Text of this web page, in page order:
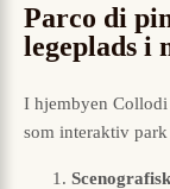
Parco di
legeplads i
I hjembyen
som interaktiv